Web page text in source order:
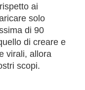
ai
solo
di 90
di creare e
virali, allora
scopi.